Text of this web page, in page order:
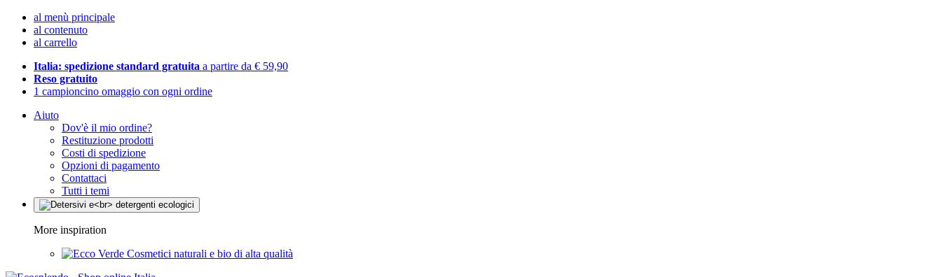
al menù principale
al contenuto
al carrello
Italia: spedizione standard gratuita a partire da € 59,90
Reso gratuito
1 campioncino omaggio con ogni ordine
Aiuto
Dov'è il mio ordine?
Restituzione prodotti
Costi di spedizione
Opzioni di pagamento
Contattaci
Tutti i temi
More inspiration
Cosmetici naturali e bio di alta qualità